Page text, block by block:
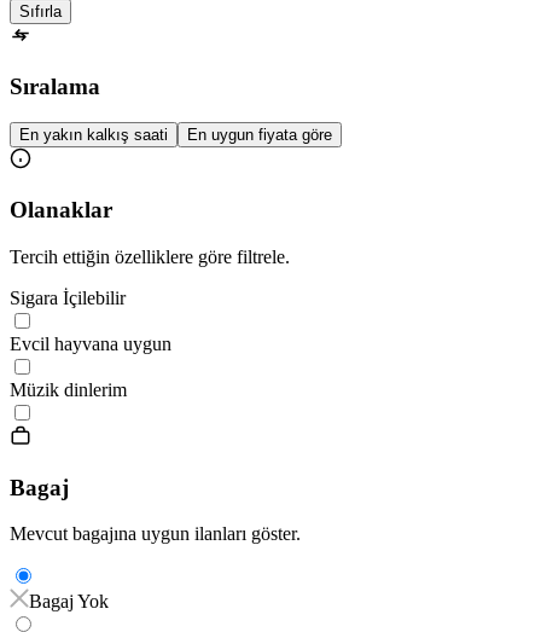
Sıfırla
Sıralama
En yakın kalkış saati En uygun fiyata göre
Olanaklar
Tercih ettiğin özelliklere göre filtrele.
Sigara İçilebilir
Evcil hayvana uygun
Müzik dinlerim
Bagaj
Mevcut bagajına uygun ilanları göster.
Bagaj Yok